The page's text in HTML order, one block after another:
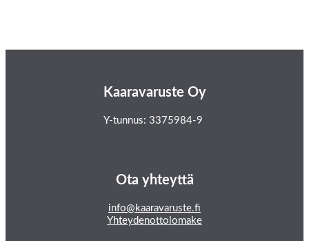
Kaaravaruste Oy
Y-tunnus: 3375984-9
Ota yhteyttä
info@kaaravaruste.fi
Yhteydenottolomake